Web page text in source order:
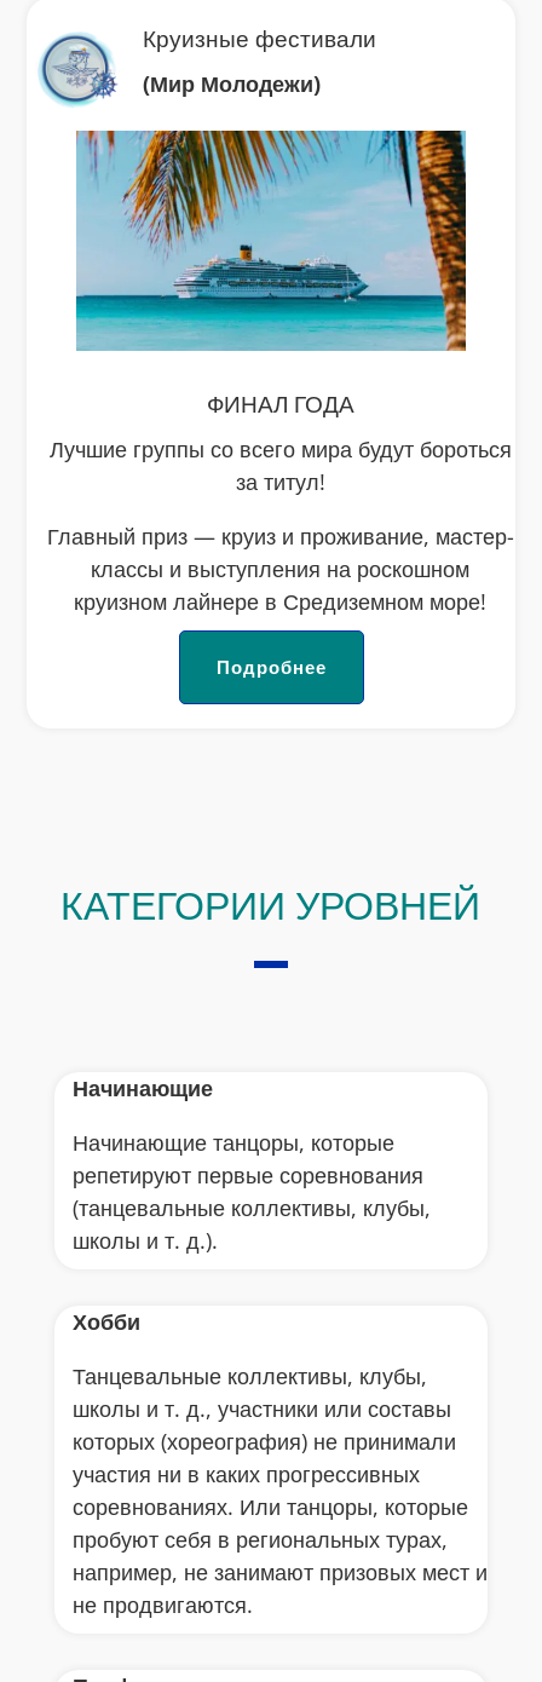
Круизные фестивали
(Мир Молодежи)
ФИНАЛ ГОДА
Лучшие группы со всего мира будут бороться
за титул!
Главный приз — круиз и проживание, мастер-
классы и выступления на роскошном
круизном лайнере в Средиземном море!
Подробнее
КАТЕГОРИИ УРОВНЕЙ
Начинающие
Начинающие танцоры, которые
репетируют первые соревнования
(танцевальные коллективы, клубы,
школы и т. д.).
Хобби
Танцевальные коллективы, клубы,
школы и т. д., участники или составы
которых (хореография) не принимали
участия ни в каких прогрессивных
соревнованиях. Или танцоры, которые
пробуют себя в региональных турах,
например, не занимают призовых мест и
не продвигаются.